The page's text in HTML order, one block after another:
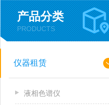
产品分类
PRODUCTS
仪器租赁
液相色谱仪